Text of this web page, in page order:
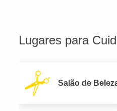
Lugares para
Salão de